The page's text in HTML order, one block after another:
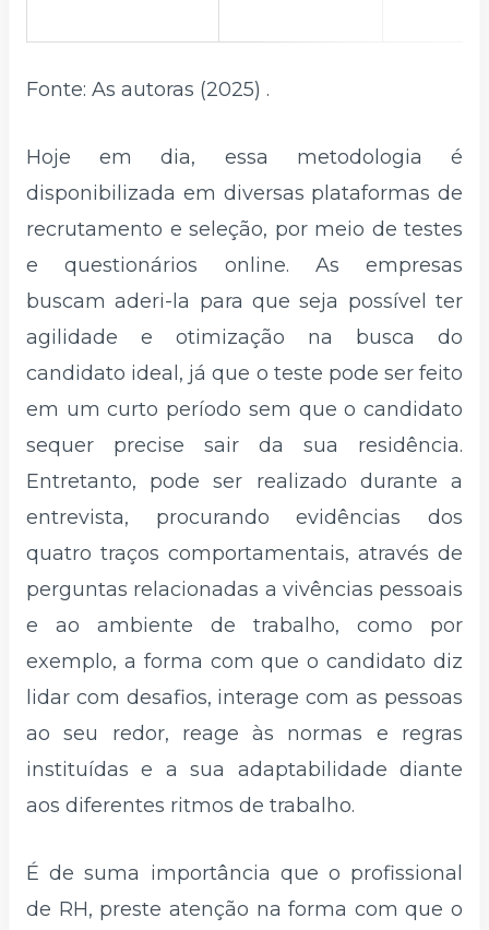
Fonte: As autoras (2025) .
Hoje em dia, essa metodologia é
disponibilizada em diversas plataformas de
recrutamento e seleção, por meio de testes
e questionários online. As empresas
buscam aderi-la para que seja possível ter
agilidade e otimização na busca do
candidato ideal, já que o teste pode ser feito
em um curto período sem que o candidato
sequer precise sair da sua residência.
Entretanto, pode ser realizado durante a
entrevista, procurando evidências dos
quatro traços comportamentais, através de
perguntas relacionadas a vivências pessoais
e ao ambiente de trabalho, como por
exemplo, a forma com que o candidato diz
lidar com desafios, interage com as pessoas
ao seu redor, reage às normas e regras
instituídas e a sua adaptabilidade diante
aos diferentes ritmos de trabalho.
É de suma importância que o profissional
de RH, preste atenção na forma com que o